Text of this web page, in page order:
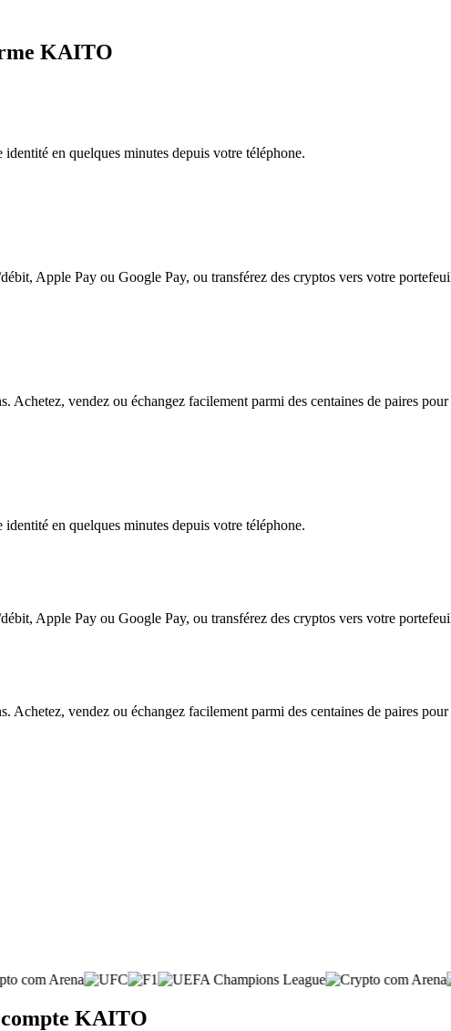
KAITO
en quelques minutes depuis votre téléphone.
Apple Pay ou Google Pay, ou transférez des cryptos vers votre
vendez ou échangez facilement parmi des centaines de paires
en quelques minutes depuis votre téléphone.
Apple Pay ou Google Pay, ou transférez des cryptos vers votre
vendez ou échangez facilement parmi des centaines de paires
KAITO